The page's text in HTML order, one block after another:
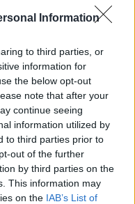
Information
to third parties, or
information for
the below opt-out
note that after your
continue seeing
information utilized by
to third parties prior to
out of the further
by third parties on the
This information may
on the IAB’s List of
Timrå
Kristianstad
Arena, Mannheim
Nitra
Växjö
Växjö